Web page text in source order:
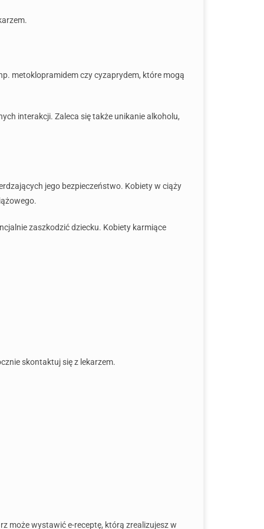
metoklopramidem czy cyzaprydem, które mogą
interakcji. Zaleca się także unikanie alkoholu,
jego bezpieczeństwo. Kobiety w ciąży
zaszkodzić dziecku. Kobiety karmiące
skontaktuj się z lekarzem.
może wystawić e-receptę, którą zrealizujesz w